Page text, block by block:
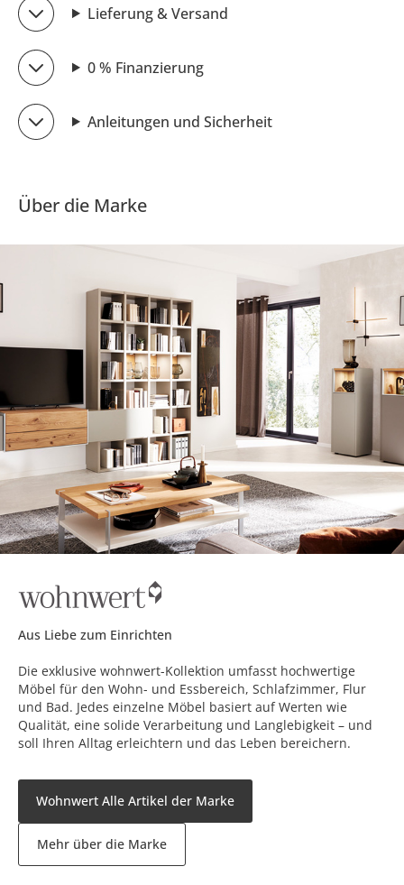
Lieferung & Versand
0 % Finanzierung
Anleitungen und Sicherheit
Über die Marke
Aus Liebe zum Einrichten
Die exklusive wohnwert-Kollektion umfasst hochwertige
Möbel für den Wohn- und Essbereich, Schlafzimmer, Flur
und Bad. Jedes einzelne Möbel basiert auf Werten wie
Qualität, eine solide Verarbeitung und Langlebigkeit – und
soll Ihren Alltag erleichtern und das Leben bereichern.
Wohnwert Alle Artikel der Marke
Mehr über die Marke